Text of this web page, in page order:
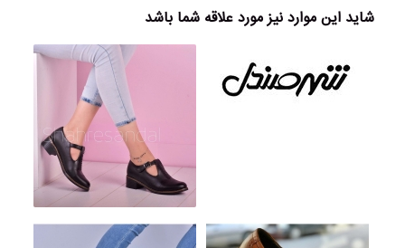
شاید این موارد نیز مورد علاقه شما باشد